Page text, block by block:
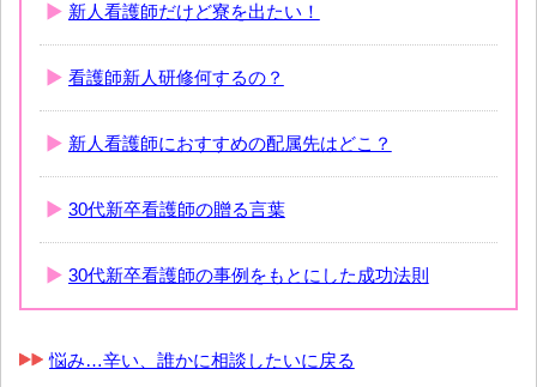
新人看護師だけど寮を出たい！
看護師新人研修何するの？
新人看護師におすすめの配属先はどこ？
30代新卒看護師の贈る言葉
30代新卒看護師の事例をもとにした成功法則
悩み…辛い、誰かに相談したいに戻る